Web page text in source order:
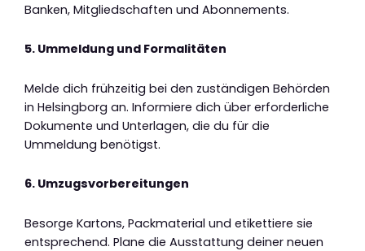
Banken, Mitgliedschaften und Abonnements.
5. Ummeldung und Formalitäten
Melde dich frühzeitig bei den zuständigen Behörden
in Helsingborg an. Informiere dich über erforderliche
Dokumente und Unterlagen, die du für die
Ummeldung benötigst.
6. Umzugsvorbereitungen
Besorge Kartons, Packmaterial und etikettiere sie
entsprechend. Plane die Ausstattung deiner neuen